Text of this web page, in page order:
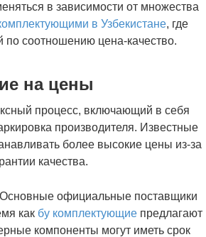
в зависимости от множества
в Узбекистане, где
по соотношению цена-качество.
на цены
процесс, включающий в себя
производителя. Известные
более высокие цены из-за
качества.
официальные поставщики
как бу комплектующие предлагают
компоненты могут иметь срок